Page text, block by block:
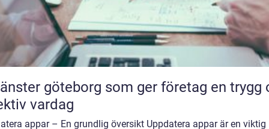
göteborg som ger företag en trygg
vardag
appar – En grundlig översikt Uppdatera appar är en viktig